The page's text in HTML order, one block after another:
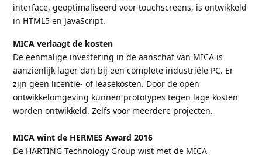
interface, geoptimaliseerd voor touchscreens, is ontwikkeld
in HTML5 en JavaScript.
MICA verlaagt de kosten
De eenmalige investering in de aanschaf van MICA is
aanzienlijk lager dan bij een complete industriële PC. Er
zijn geen licentie- of leasekosten. Door de open
ontwikkelomgeving kunnen prototypes tegen lage kosten
worden ontwikkeld. Zelfs voor meerdere projecten.
MICA wint de HERMES Award 2016
De HARTING Technology Group wist met de MICA